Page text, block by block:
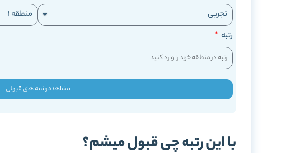
رتبه
مشاهده رشته های قبولی
با این رتبه چی قبول میشم؟